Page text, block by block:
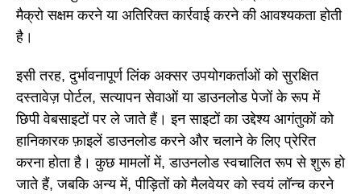
मैक्रो सक्षम करने या अतिरिक्त कार्रवाई करने की आवश्यकता होती
है।
इसी तरह, दुर्भावनापूर्ण लिंक अक्सर उपयोगकर्ताओं को सुरक्षित
दस्तावेज़ पोर्टल, सत्यापन सेवाओं या डाउनलोड पेजों के रूप में
छिपी वेबसाइटों पर ले जाते हैं। इन साइटों का उद्देश्य आगंतुकों को
हानिकारक फ़ाइलें डाउनलोड करने और चलाने के लिए प्रेरित
करना होता है। कुछ मामलों में, डाउनलोड स्वचालित रूप से शुरू हो
जाते हैं, जबकि अन्य में, पीड़ितों को मैलवेयर को स्वयं लॉन्च करने